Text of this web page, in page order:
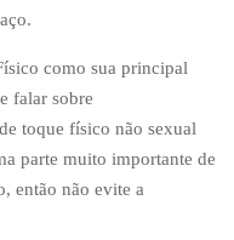
como sua principal
falar sobre
toque físico não sexual
parte muito importante de
então não evite a